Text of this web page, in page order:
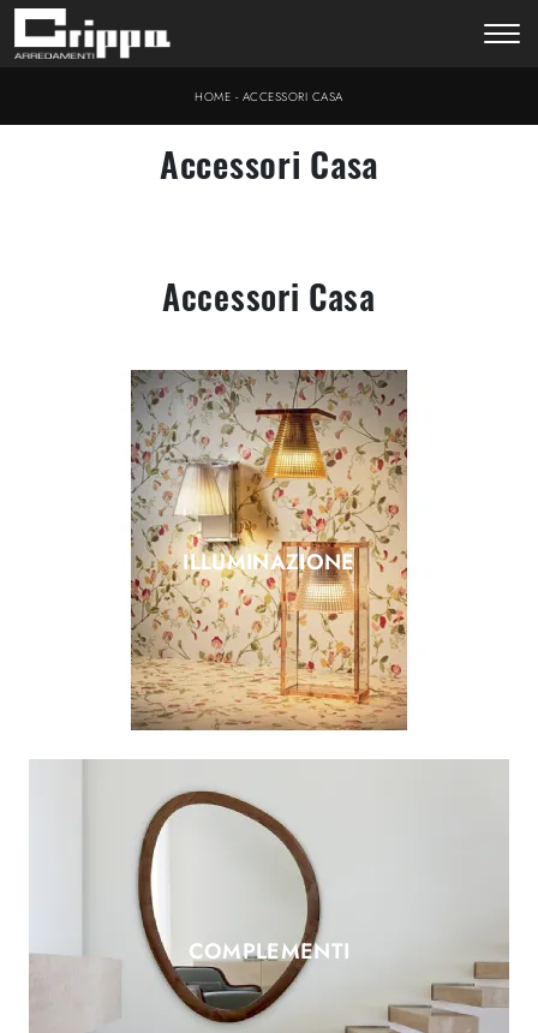
HOME - ACCESSORI CASA
Accessori Casa
Accessori Casa
ILLUMINAZIONE
COMPLEMENTI